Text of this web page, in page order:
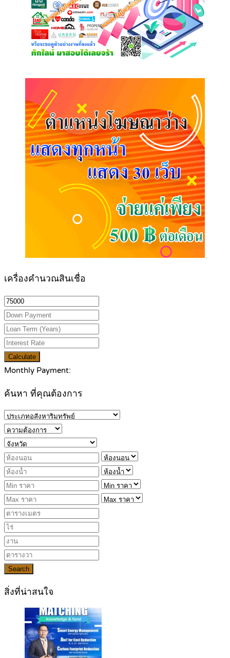
เครื่องคำนวณสินเชื่อ
Calculate
Monthly Payment:
ค้นหา ที่คุณต้องการ
Search
สิ่งที่น่าสนใจ